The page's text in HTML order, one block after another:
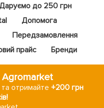
до 250 грн
Допомога
Передзамовлення
прайс Бренди
та отримайте+200 грн